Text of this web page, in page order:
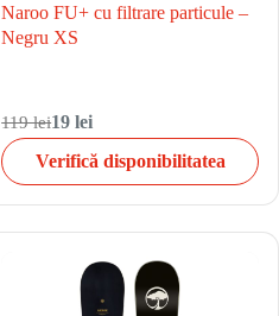
Naroo FU+ cu filtrare particule –
Negru XS
119 lei19 lei
Verifică disponibilitatea